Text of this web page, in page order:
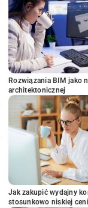
Rozwiązania BIM jako
architektonicznej
Jak zakupić wydajny
stosunkowo niskiej